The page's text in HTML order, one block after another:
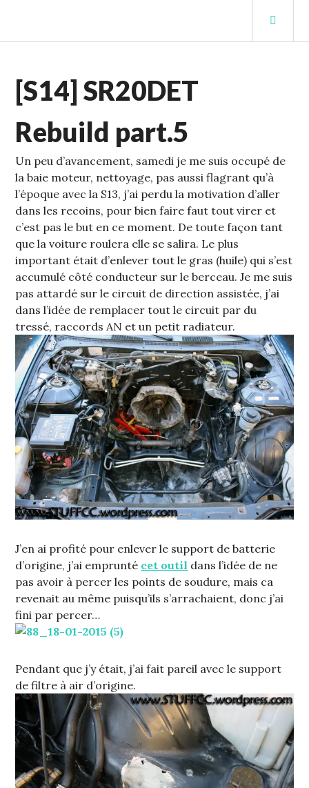
contenu
STUFFCC'S BLOG
S14
[S14] SR20DET
Rebuild part.5
Un peu d’avancement, samedi je me suis occupé de
la baie moteur, nettoyage, pas aussi flagrant qu’à
l’époque avec la S13, j’ai perdu la motivation d’aller
dans les recoins, pour bien faire faut tout virer et
c’est pas le but en ce moment. De toute façon tant
que la voiture roulera elle se salira. Le plus
important était d’enlever tout le gras (huile) qui s’est
accumulé côté conducteur sur le berceau. Je me suis
pas attardé sur le circuit de direction assistée, j’ai
dans l’idée de remplacer tout le circuit par du
tressé, raccords AN et un petit radiateur.
J’en ai profité pour enlever le support de batterie
d’origine, j’ai emprunté cet outil dans l’idée de ne
pas avoir à percer les points de soudure, mais ca
revenait au même puisqu’ils s’arrachaient, donc j’ai
fini par percer…
Pendant que j’y était, j’ai fait pareil avec le support
de filtre à air d’origine.